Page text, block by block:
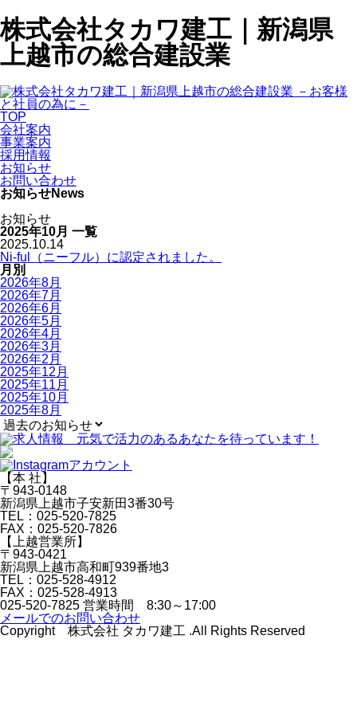
株式会社タカワ建工｜新潟県
上越市の総合建設業
TOP
会社案内
事業案内
採用情報
お知らせ
お問い合わせ
お知らせNews
お知らせ
2025年10月 一覧
2025.10.14
Ni-ful（ニーフル）に認定されました。
月別
2026年8月
2026年7月
2026年6月
2026年5月
2026年4月
2026年3月
2026年2月
2025年12月
2025年11月
2025年10月
2025年8月
【本 社】
〒943-0148
新潟県上越市子安新田3番30号
TEL：025-520-7825
FAX：025-520-7826
【上越営業所】
〒943-0421
新潟県上越市高和町939番地3
TEL：025-528-4912
FAX：025-528-4913
025-520-7825 営業時間 8:30～17:00
メールでのお問い合わせ
Copyright 株式会社 タカワ建工 .All Rights Reserved